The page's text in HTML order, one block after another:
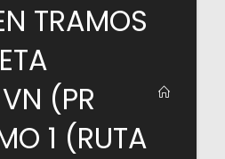
TRAMOS
(PR
1 (RUTA